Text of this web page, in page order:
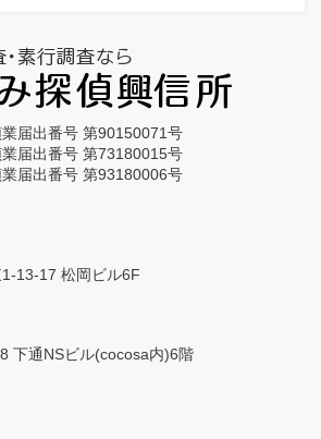
届出番号 第90150071号
届出番号 第73180015号
届出番号 第93180006号
13-17 松岡ビル6F
下通NSビル(cocosa内)6階